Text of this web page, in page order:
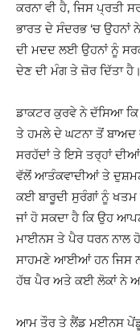
ਕਰਨਾ ਵੀ ਹੈ, ਜਿਸ ਪ੍ਰਤੀ
ਭਾਰਤ ਦੇ ਸੰਦਰਭ ‘ਚ ਉਹਨਾਂ
ਦੀ ਮਦਦ ਲਈ ਉਹਨਾਂ ਨੂੰ
ਦੇਣ ਦੀ ਮੰਗ ਤੇ ਜ਼ੋਰ ਦਿੱਤਾ ਹੈ।
ਡਾਕਟਰ ਕੁਰਵੇ ਨੇ ਦੱਸਿਆ ਕਿ
ਤੇ ਹਮਲੇ ਦੇ ਘਟਨਾ ਤੋਂ ਬਾਅਦ
ਸਰਹੱਦਾਂ ਤੇ ਇਸੇ ਤਰ੍ਹਾਂ
ਵੱਲੋਂ ਆਤੰਕਵਾਦੀਆਂ ਤੇ
ਕਈ ਬਾਰੂਦੀ ਸੁਰੰਗਾਂ ਨੂੰ
ਜਾਂ ਹੋ ਸਕਦਾ ਹੈ ਕਿ ਉਹ
ਮਾਈਨਸ ਤੇ ਪੈਰ ਧਰਨ ਨਾਲ
ਸਾਹਮਣੇ ਆਈਆਂ ਹਨ ਜਿਸ
ਹੱਥ ਪੈਰ ਅਤੇ ਕਈ ਲੋਕਾਂ ਨੇ
ਆਮ ਤੌਰ ਤੇ ਲੈਂਡ ਮਈਨਸ ਪੇਂਡੂ